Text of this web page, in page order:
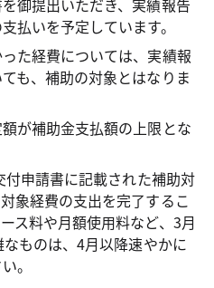
御提出いただき、実績報告
払いを予定しています。
た経費については、実績報
も、補助の対象とはなりま
が補助金支払額の上限とな
申請書に記載された補助対
象経費の支出を完了するこ
ス料や月額使用料など、3月
ものは、4月以降速やかに
。